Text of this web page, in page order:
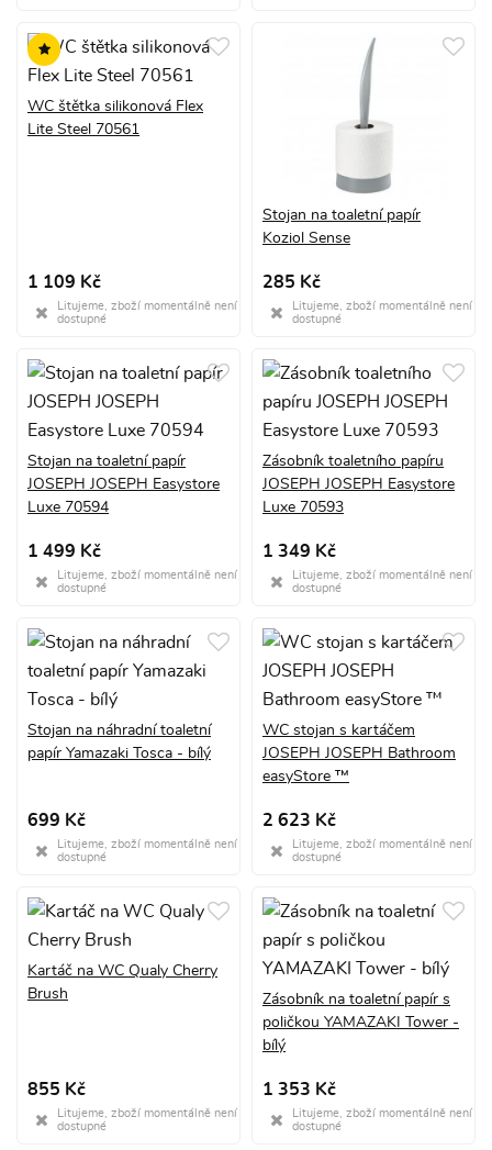
WC štětka silikonová Flex
Lite Steel 70561
1 109 Kč
Litujeme, zboží momentálně není
dostupné
Stojan na toaletní papír
Koziol Sense
285 Kč
Litujeme, zboží momentálně není
dostupné
Stojan na toaletní papír
JOSEPH JOSEPH Easystore
Luxe 70594
1 499 Kč
Litujeme, zboží momentálně není
dostupné
Zásobník toaletního papíru
JOSEPH JOSEPH Easystore
Luxe 70593
1 349 Kč
Litujeme, zboží momentálně není
dostupné
Stojan na náhradní toaletní
papír Yamazaki Tosca - bílý
699 Kč
Litujeme, zboží momentálně není
dostupné
WC stojan s kartáčem
JOSEPH JOSEPH Bathroom
easyStore ™
2 623 Kč
Litujeme, zboží momentálně není
dostupné
Kartáč na WC Qualy Cherry
Brush
855 Kč
Litujeme, zboží momentálně není
dostupné
Zásobník na toaletní papír s
poličkou YAMAZAKI Tower -
bílý
1 353 Kč
Litujeme, zboží momentálně není
dostupné